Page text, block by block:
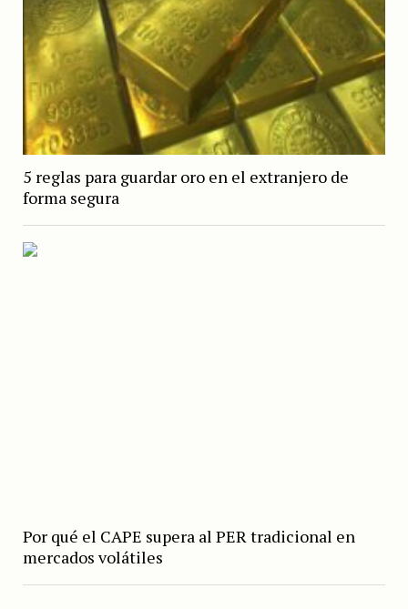
5 reglas para guardar oro en el extranjero de
forma segura
Por qué el CAPE supera al PER tradicional en
mercados volátiles